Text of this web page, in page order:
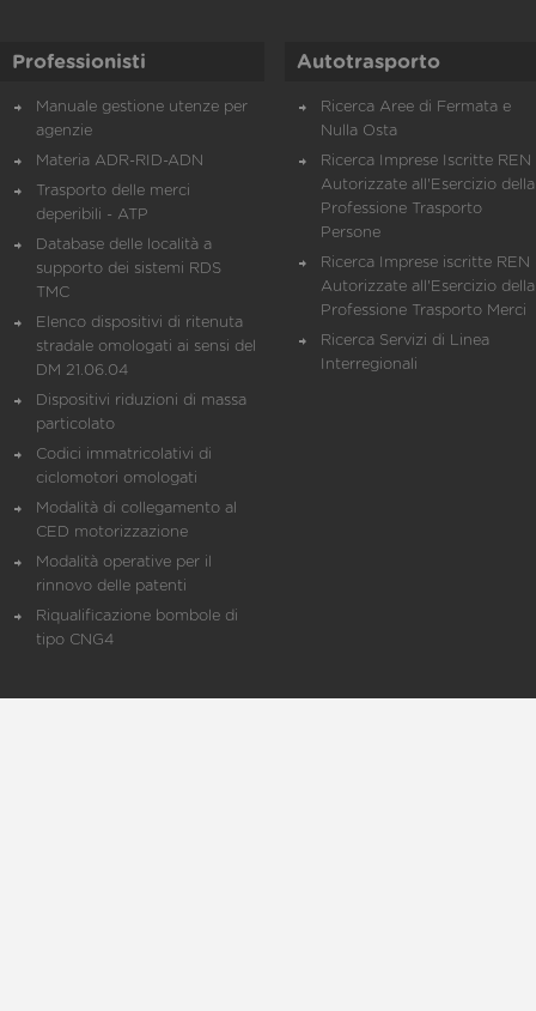
Professionisti
Manuale gestione utenze per
agenzie
Materia ADR-RID-ADN
Trasporto delle merci
deperibili - ATP
Database delle località a
supporto dei sistemi RDS
TMC
Elenco dispositivi di ritenuta
stradale omologati ai sensi del
DM 21.06.04
Dispositivi riduzioni di massa
particolato
Codici immatricolativi di
ciclomotori omologati
Modalità di collegamento al
CED motorizzazione
Modalità operative per il
rinnovo delle patenti
Riqualificazione bombole di
tipo CNG4
Autotrasporto
Ricerca Aree di Fermata e
Nulla Osta
Ricerca Imprese Iscritte REN
Autorizzate all'Esercizio della
Professione Trasporto
Persone
Ricerca Imprese iscritte REN
Autorizzate all'Esercizio della
Professione Trasporto Merci
Ricerca Servizi di Linea
Interregionali